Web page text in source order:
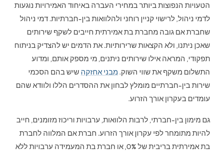
הטעויות הנפוצות ביותר במחירי העברה באיחוד האמירויות נוגעות
לדמי ניהול, לרישוי קניין רוחני ולהלוואות בין-חברתיות. דמי ניהול
שחברת אם גובה מחברת בת אמירתית חייבים לשקף שירותים
שאכן ניתנו, ולא הקצאות שרירותיות. את הדמים יש להצדיק בניתוח
תפקודי, המראה אילו שירותים ניתנים, מי מספק אותם, ומדוע
התשלום משקף את שווי השוק.מבני אחזקה שיש בהם הסכמי
שירות בין-חברתיים מומלץ לבחון את ההסדרים הללו ולוודא שהם
עומדים בעקרון אורך הזרוע.
גם מימון בין-חברתי, לרבות הלוואות, ערבויות וריכוז מזומנים, חייב
להיות מתומחר לפי עקרון אורך הזרוע. חברת אם המלווה לחברת
בת אמירתית בריבית של 0%, או חברת בת המעמידה ערבויות ללא